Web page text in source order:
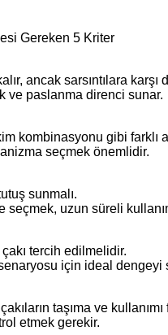
Gereken 5 Kriter
ancak sarsıntılara karşı
ve paslanma direnci sunar.
kombinasyonu gibi farklı
seçmek önemlidir.
sunmalı.
uzun süreli
tercih edilmelidir.
için ideal dengeyi
taşıma ve
etmek gerekir.